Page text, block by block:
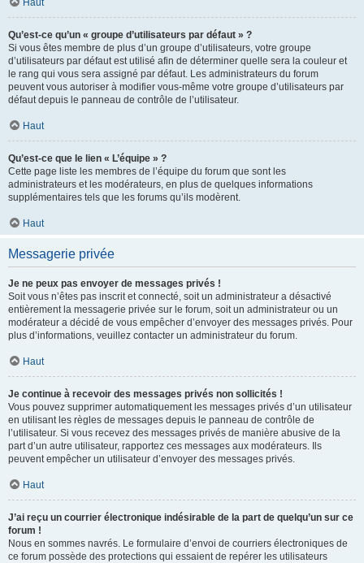
Haut
Qu’est-ce qu’un « groupe d’utilisateurs par défaut » ?
Si vous êtes membre de plus d’un groupe d’utilisateurs, votre groupe
d’utilisateurs par défaut est utilisé afin de déterminer quelle sera la couleur et
le rang qui vous sera assigné par défaut. Les administrateurs du forum
peuvent vous autoriser à modifier vous-même votre groupe d’utilisateurs par
défaut depuis le panneau de contrôle de l’utilisateur.
Haut
Qu’est-ce que le lien « L’équipe » ?
Cette page liste les membres de l’équipe du forum que sont les
administrateurs et les modérateurs, en plus de quelques informations
supplémentaires tels que les forums qu’ils modèrent.
Haut
Messagerie privée
Je ne peux pas envoyer de messages privés !
Soit vous n’êtes pas inscrit et connecté, soit un administrateur a désactivé
entièrement la messagerie privée sur le forum, soit un administrateur ou un
modérateur a décidé de vous empêcher d’envoyer des messages privés. Pour
plus d’informations, veuillez contacter un administrateur du forum.
Haut
Je continue à recevoir des messages privés non sollicités !
Vous pouvez supprimer automatiquement les messages privés d’un utilisateur
en utilisant les règles de messages depuis le panneau de contrôle de
l’utilisateur. Si vous recevez des messages privés de manière abusive de la
part d’un autre utilisateur, rapportez ces messages aux modérateurs. Ils
peuvent empêcher un utilisateur d’envoyer des messages privés.
Haut
J’ai reçu un courrier électronique indésirable de la part de quelqu’un sur ce
forum !
Nous en sommes navrés. Le formulaire d’envoi de courriers électroniques de
ce forum possède des protections qui essaient de repérer les utilisateurs